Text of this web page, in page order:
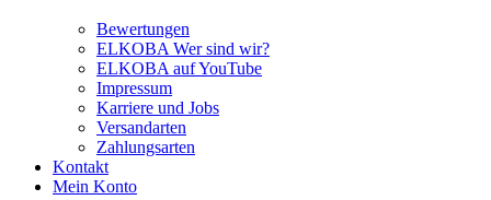
Bewertungen
ELKOBA Wer sind wir?
ELKOBA auf YouTube
Impressum
Karriere und Jobs
Versandarten
Zahlungsarten
Kontakt
Mein Konto